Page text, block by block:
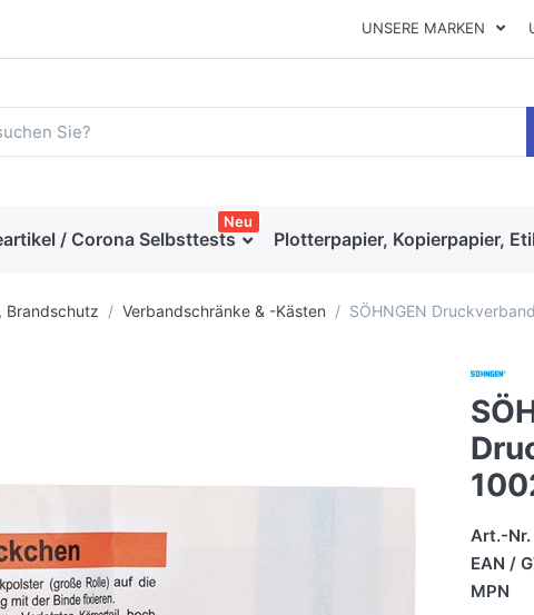
UNSERE MARKEN
/ Corona Selbsttests
Neu
Plotterpapier, Kopierpapier,
Brandschutz Verbandschränke & -Kästen SÖHNGEN
Art.-Nr.
EAN /
MPN